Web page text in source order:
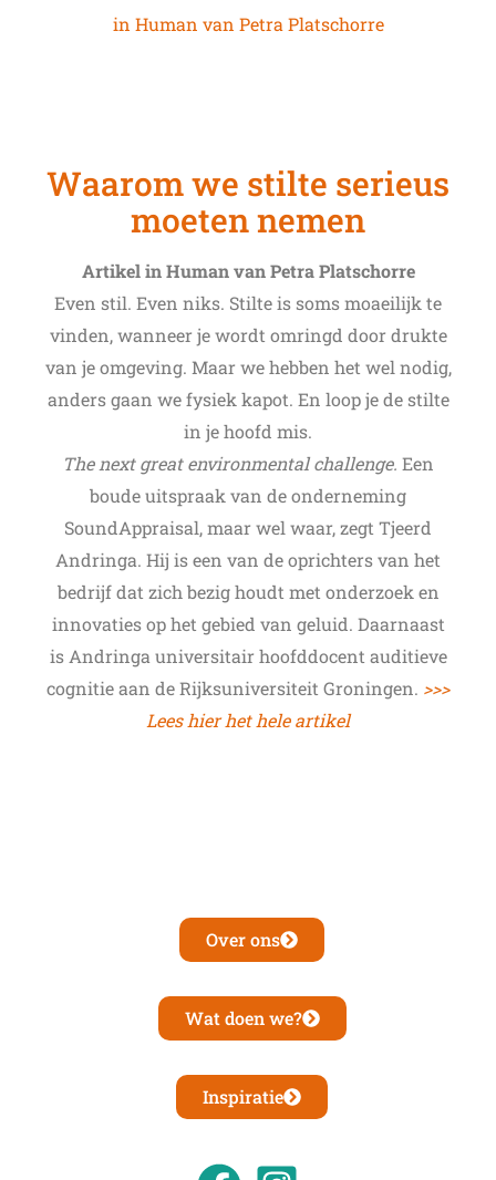
Waarom we stilte serieus
moeten nemen
Artikel in Human van Petra Platschorre
Even stil. Even niks. Stilte is soms moaeilijk te
vinden, wanneer je wordt omringd door drukte
van je omgeving. Maar we hebben het wel nodig,
anders gaan we fysiek kapot. En loop je de stilte
in je hoofd mis.
The next great environmental challenge. Een
boude uitspraak van de onderneming
SoundAppraisal, maar wel waar, zegt Tjeerd
Andringa. Hij is een van de oprichters van het
bedrijf dat zich bezig houdt met onderzoek en
innovaties op het gebied van geluid. Daarnaast
is Andringa universitair hoofddocent auditieve
cognitie aan de Rijksuniversiteit Groningen. >>>
Lees hier het hele artikel
Over ons
Wat doen we?
Inspiratie